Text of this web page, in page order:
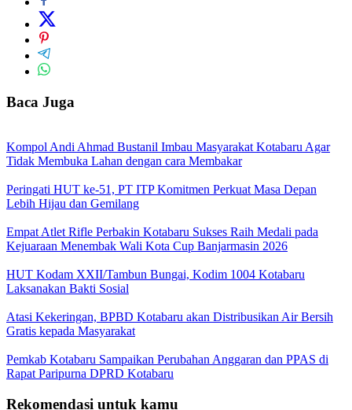
Baca Juga
Kompol Andi Ahmad Bustanil Imbau Masyarakat Kotabaru Agar
Tidak Membuka Lahan dengan cara Membakar
Peringati HUT ke-51, PT ITP Komitmen Perkuat Masa Depan
Lebih Hijau dan Gemilang
Empat Atlet Rifle Perbakin Kotabaru Sukses Raih Medali pada
Kejuaraan Menembak Wali Kota Cup Banjarmasin 2026
HUT Kodam XXII/Tambun Bungai, Kodim 1004 Kotabaru
Laksanakan Bakti Sosial
Atasi Kekeringan, BPBD Kotabaru akan Distribusikan Air Bersih
Gratis kepada Masyarakat
Pemkab Kotabaru Sampaikan Perubahan Anggaran dan PPAS di
Rapat Paripurna DPRD Kotabaru
Rekomendasi untuk kamu